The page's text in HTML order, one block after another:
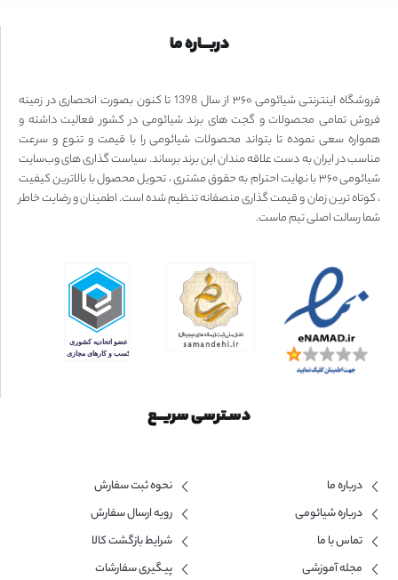
دربـــاره ما
فروشگاه اینترنتی شیائومی ۳۶۰ از سال 1398 تا کنون بصورت انحصاری در زمینه
فروش تمامی محصولات و گجت های برند شیائومی در کشور فعالیت داشته و
همواره سعی نموده تا بتواند محصولات شیائومی را با قیمت و تنوع و سرعت
مناسب در ایران به دست علاقه مندان این برند برساند. سیاست گذاری های وب‌سایت
شیائومی ۳۶۰ با نهایت احترام به حقوق مشتری ، تحویل محصول با بالاترین کیفیت
، کوتاه ترین زمان و قیمت گذاری منصفانه تنظیم شده است. اطمینان و رضایت خاطر
شما رسالت اصلی تیم ماست.
دسـترسی سریــع
درباره ما
درباره شیائومی
تماس با ما
مجله آموزشی
نحوه ثبت سفارش
رویه ارسال سفارش
شرایط بازگشت کالا
پیگیری سفارشات